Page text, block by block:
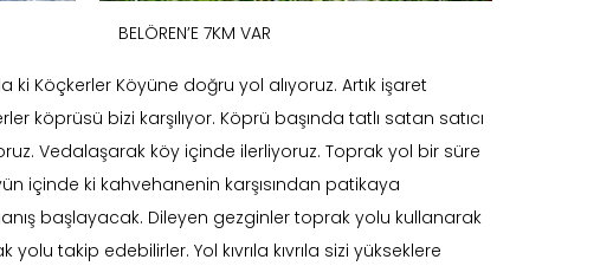
BELÖREN’E 7KM VAR
ki Köçkerler Köyüne doğru yol alıyoruz. Artık işaret
köprüsü bizi karşılıyor. Köprü başında tatlı satan satıcı
Vedalaşarak köy içinde ilerliyoruz. Toprak yol bir süre
içinde ki kahvehanenin karşısından patikaya
başlayacak. Dileyen gezginler toprak yolu kullanarak
takip edebilirler. Yol kıvrıla kıvrıla sizi yükseklere